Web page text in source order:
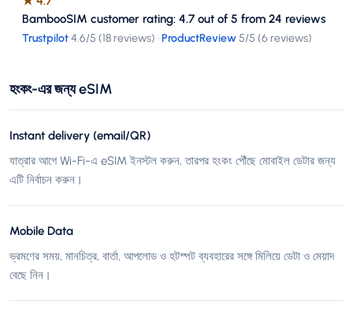
BambooSIM customer rating: 4.7 out of 5 from 24 reviews
Trustpilot4.6/5 (18 reviews) ·ProductReview5/5 (6 reviews)
হংকং-এর জন্য eSIM
Instant delivery (email/QR)
যাত্রার আগে Wi-Fi-এ eSIM ইনস্টল করুন, তারপর হংকং পৌঁছে মোবাইল ডেটার জন্য
এটি নির্বাচন করুন।
Mobile Data
ভ্রমণের সময়, মানচিত্র, বার্তা, আপলোড ও হটস্পট ব্যবহারের সঙ্গে মিলিয়ে ডেটা ও মেয়াদ
বেছে নিন।